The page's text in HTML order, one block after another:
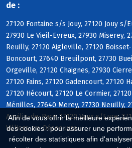
Afin de vous offrir la meilleure
des cookies : pour assurer une
récolter des statistiques afin
de :
27120 Fontaine s/s Jouy, 27120 Jouy s/
27930 Le Vieil-Evreux, 27930 Miserey,
Reuilly, 27120 Aigleville, 27120
Boncourt, 27640 Breuilpont, 27730
Orgeville, 27120 Chaignes, 27930
27120 Fains, 27120 Gadencourt, 27120
27120 Hécourt, 27120 Le Cormier,
Ménilles, 27640 Merey, 27730 Neuilly,
Aquilin-de-Pacy, 27120 Vaux s/Eure,
Villiers-en-Désoeuvre